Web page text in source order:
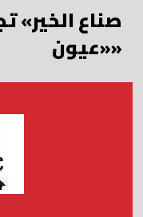
«عيون»